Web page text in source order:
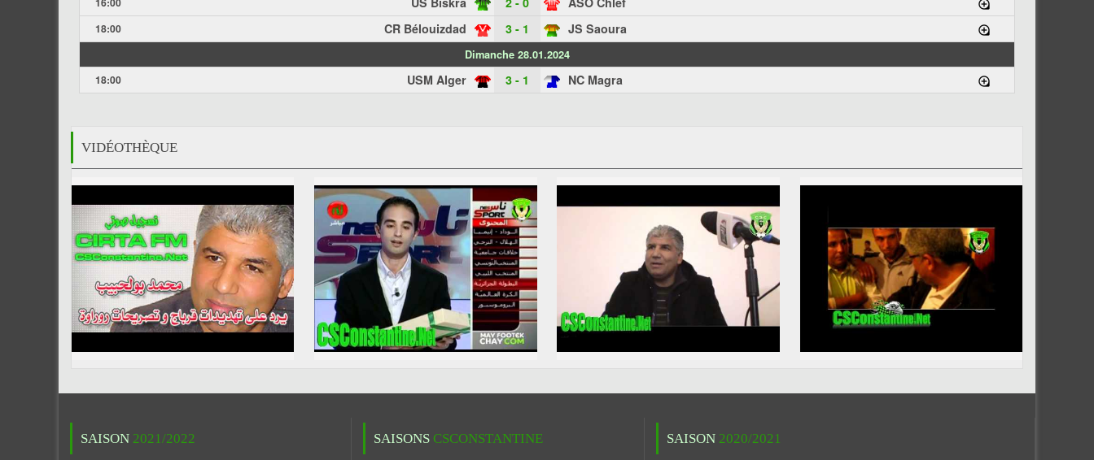
18:00 CR Bélouizdad 3 - 1 JS Saoura
Dimanche 28.01.2024
18:00
USM Alger 3 - 1 NC Magra
VIDÉOTHÈQUE
SAISON 2021/2022 SAISONS CSCONSTANTINE SAISON 2020/2021